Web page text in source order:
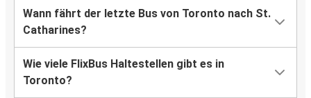
Wann fährt der letzte Bus von Toronto nach St.
Catharines?
Wie viele FlixBus Haltestellen gibt es in
Toronto?